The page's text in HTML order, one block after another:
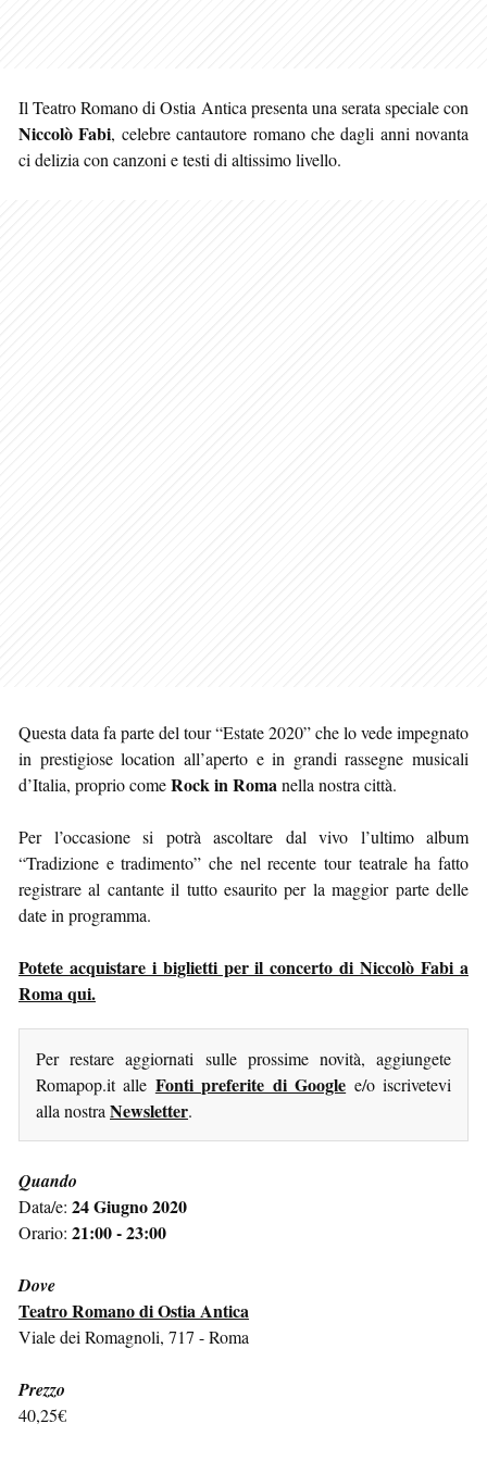
Il Teatro Romano di Ostia Antica presenta una serata speciale con
Niccolò Fabi, celebre cantautore romano che dagli anni novanta
ci delizia con canzoni e testi di altissimo livello.
Questa data fa parte del tour “Estate 2020” che lo vede impegnato
in prestigiose location all’aperto e in grandi rassegne musicali
d’Italia, proprio comeRock in Romanella nostra città.
Per l’occasione si potrà ascoltare dal vivo l’ultimo album
“Tradizione e tradimento” che nel recente tour teatrale ha fatto
registrare al cantante il tutto esaurito per la maggior parte delle
date in programma.
Potete acquistare i biglietti per il concerto di Niccolò Fabi a
Roma qui.
Per restare aggiornati sulle prossime novità, aggiungete
Romapop.it alle Fonti preferite di Google e/o iscrivetevi
alla nostra Newsletter.
Quando
Data/e: 24 Giugno 2020
Orario: 21:00 - 23:00
Dove
Teatro Romano di Ostia Antica
Viale dei Romagnoli, 717 - Roma
Prezzo
40,25€